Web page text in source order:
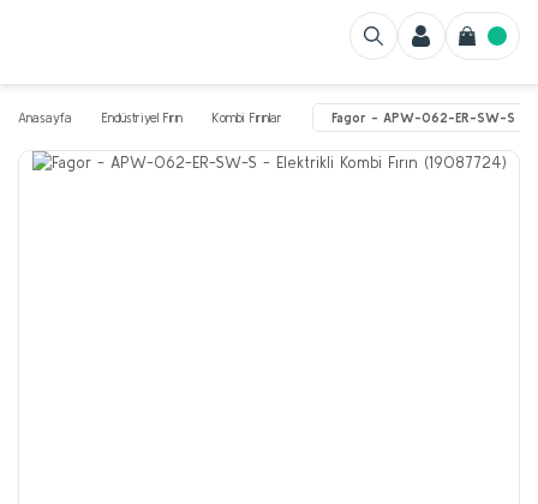
Anasayfa Endüstriyel Fırın Kombi Fırınlar Fagor - APW-062-ER-SW-S -